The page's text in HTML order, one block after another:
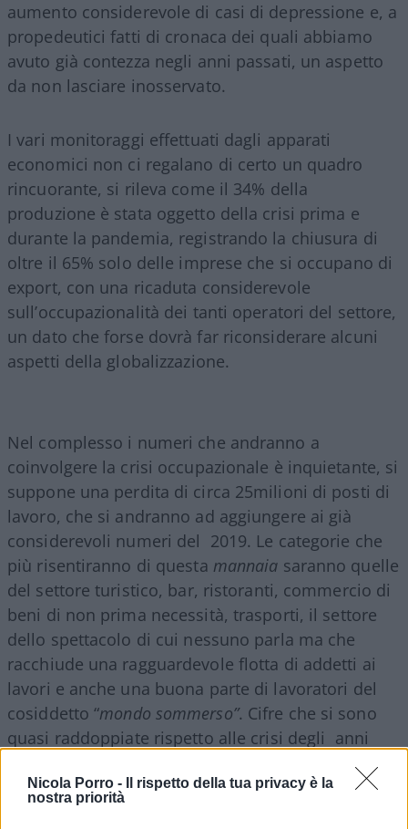
Nicola Porro -
Il rispetto della tua privacy è la
nostra priorità
aumento considerevole di casi di depressione e, a
propedeutici fatti di cronaca dei quali abbiamo
avuto già contezza negli anni passati, un aspetto
da non lasciare inosservato.
I vari monitoraggi effettuati dagli apparati
economici non ci regalano di certo un quadro
rincuorante, si rileva come il 34% della
produzione è stata oggetto della crisi prima e
durante la pandemia, registrando la chiusura di
oltre il 65% solo delle imprese che si occupano di
export, con una ricaduta considerevole
sull’occupazionalità dei tanti operatori del settore,
un dato che forse dovrà far riconsiderare alcuni
aspetti della globalizzazione.
Nel complesso i numeri che andranno a
coinvolgere la crisi occupazionale è inquietante, si
suppone una perdita di circa 25milioni di posti di
lavoro, che si andranno ad aggiungere ai già
considerevoli numeri del 2019. Le categorie che
più risentiranno di questa mannaia saranno quelle
del settore turistico, bar, ristoranti, commercio di
beni di non prima necessità, trasporti, il settore
dello spettacolo di cui nessuno parla ma che
racchiude una ragguardevole flotta di addetti ai
lavori e anche una buona parte di lavoratori del
cosiddetto “mondo sommerso”. Cifre che si sono
quasi raddoppiate rispetto alle crisi degli anni
2008 e 2010, che porteranno inevitabilmente alla
diminuzione di consumi e servizi.